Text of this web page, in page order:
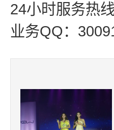
24小时服务热
业务QQ：